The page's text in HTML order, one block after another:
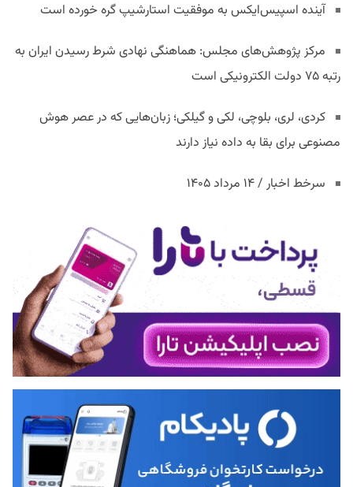
آینده اسپیس‌ایکس به موفقیت استارشیپ گره خورده است
مرکز پژوهش‌های مجلس: هماهنگی نهادی شرط رسیدن ایران به
رتبه ۷۵ دولت الکترونیکی است
کردی، لری، بلوچی، لکی و گیلکی؛ زبان‌هایی که در عصر هوش
مصنوعی برای بقا به داده نیاز دارند
سرخط اخبار / ۱۴ مرداد ۱۴۰۵